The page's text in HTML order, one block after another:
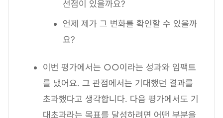
선점이 있을까요?
언제 제가 그 변화를 확인할 수 있을까
요?
이번 평가에서는 ○○이라는 성과와 임팩트
를 냈어요. 그 관점에서는 기대했던 결과를
초과했다고 생각합니다. 다음 평가에서도 기
대초과라는 목표를 달성하려면 어떤 부분을